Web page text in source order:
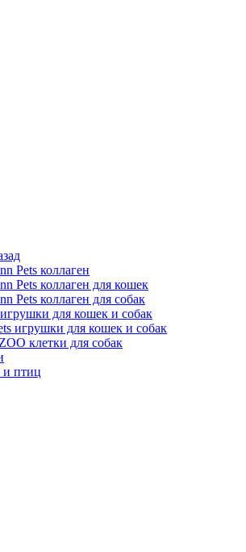
Pets коллаген
Pets коллаген для кошек
Pets коллаген для собак
для кошек и собак
игрушки для кошек и собак
клетки для собак
и птиц